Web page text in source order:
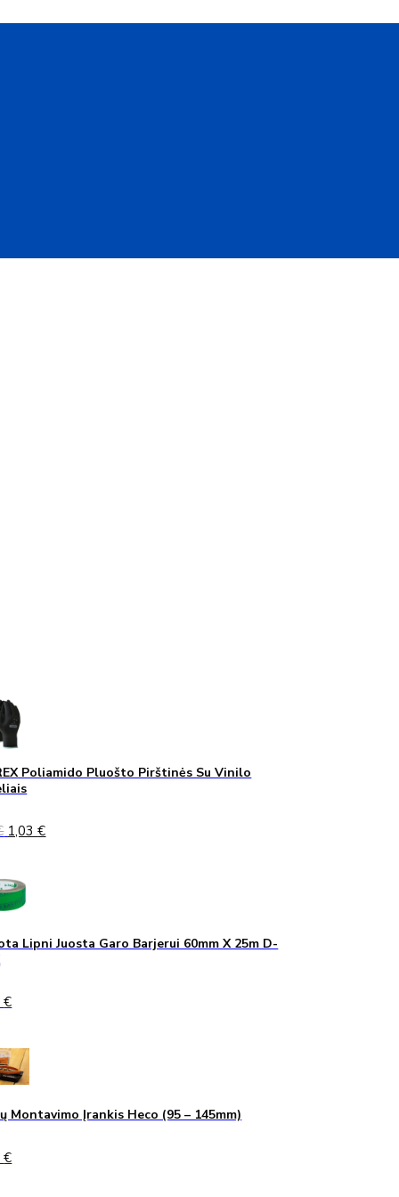
Poliamido Pluošto Pirštinės Su Vinilo
Original
1,40 €.
1,03€Current
Lipni Juosta Garo Barjerui 60mm X 25m D-
€
Montavimo Įrankis Heco (95 – 145mm)
€